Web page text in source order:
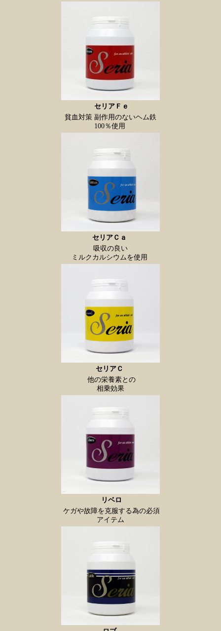
セリアＦｅ
貧血対策 副作用のないヘム鉄
100％使用
セリアＣａ
吸収の良い
ミルクカルシウムを使用
セリアＣ
他の栄養素との
相乗効果
リベロ
ケガや故障を克服する為の必須
アイテム